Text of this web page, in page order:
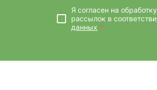
Я согласен на
рассылок в
данных *